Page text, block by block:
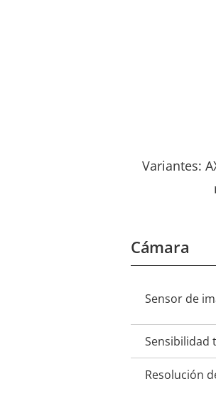
Variantes:
Cámara
Descripción
propiedad
Sensor de
Sensibilidad
Resolución